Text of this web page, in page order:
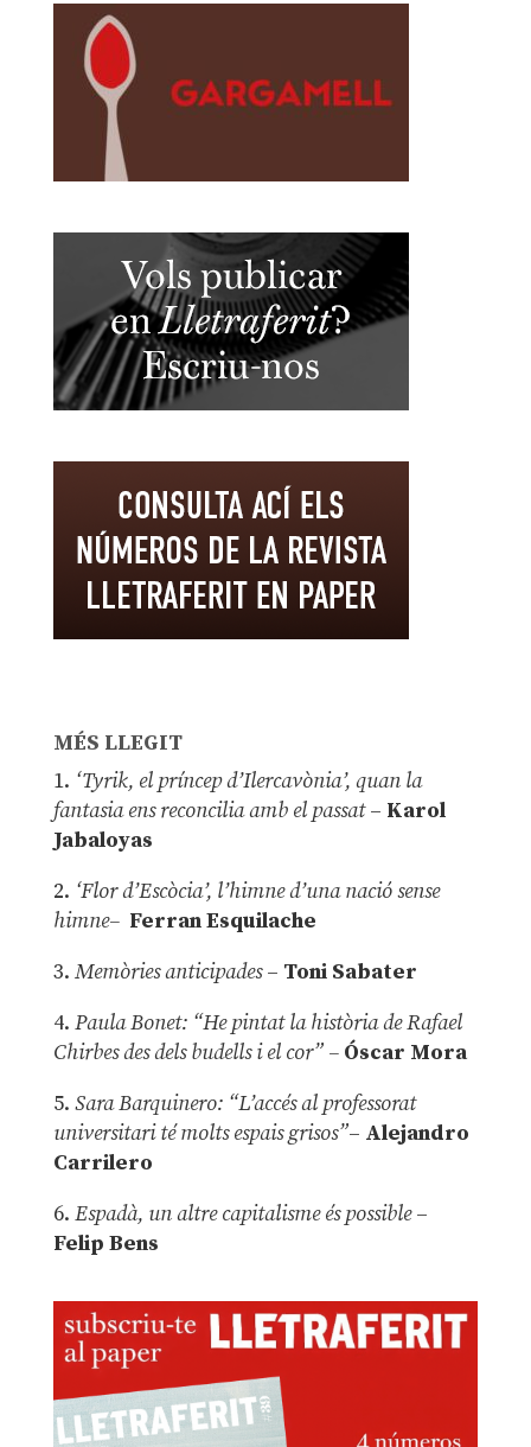
MÉS LLEGIT
1. ‘Tyrik, el príncep d’Ilercavònia’, quan la
fantasia ens reconcilia amb el passat– Karol
Jabaloyas
2. ‘Flor d’Escòcia’, l’himne d’una nació sense
himne– Ferran Esquilache
3. Memòries anticipades– Toni Sabater
4. Paula Bonet: “He pintat la història de Rafael
Chirbes des dels budells i el cor” –Óscar Mora
5. Sara Barquinero: “L’accés al professorat
universitari té molts espais grisos”– Alejandro
Carrilero
6. Espadà, un altre capitalisme és possible –
Felip Bens